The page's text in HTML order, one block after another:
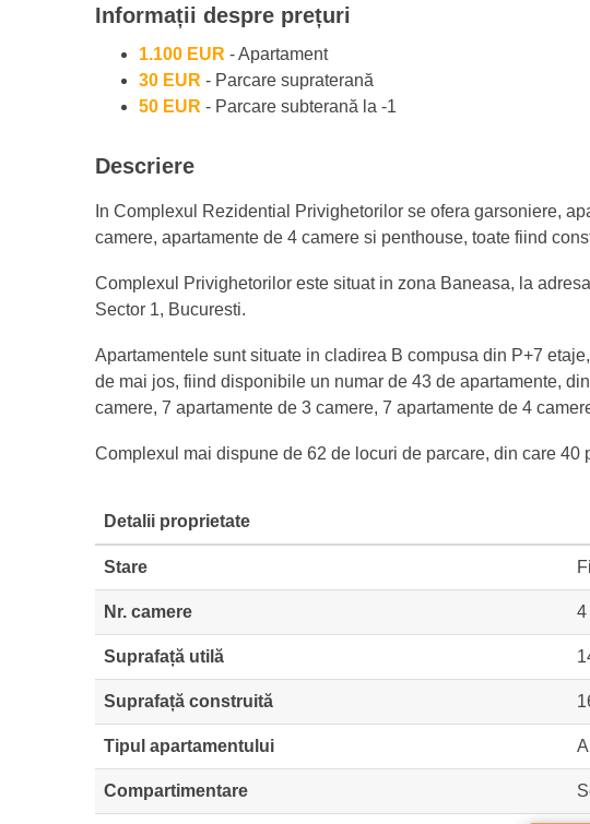
Informații despre prețuri
1.100 EUR - Apartament
30 EUR - Parcare supraterană
50 EUR - Parcare subterană la -1
Descriere
In Complexul Rezidential Privighetorilor se ofera garsoniere,
camere, apartamente de 4 camere si penthouse, toate fiind
Complexul Privighetorilor este situat in zona Baneasa, la
Sector 1, Bucuresti.
Apartamentele sunt situate in cladirea B compusa din P+7
de mai jos, fiind disponibile un numar de 43 de apartamente,
camere, 7 apartamente de 3 camere, 7 apartamente de 4
Complexul mai dispune de 62 de locuri de parcare, din care 40
Detalii proprietate
Stare
Nr. camere 4
Suprafață utilă
Suprafață construită
Tipul apartamentului
Compartimentare